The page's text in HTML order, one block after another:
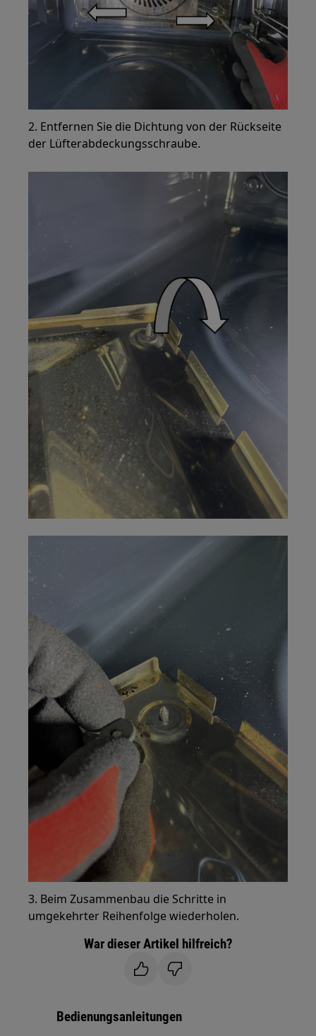
2. Entfernen Sie die Dichtung von der Rückseite
der Lüfterabdeckungsschraube.
3. Beim Zusammenbau die Schritte in
umgekehrter Reihenfolge wiederholen.
War dieser Artikel hilfreich?
Bedienungsanleitungen